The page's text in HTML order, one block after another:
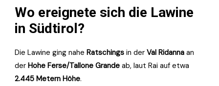
Wo ereignete sich die Lawine
in Südtirol?
Die Lawine ging nahe Ratschings in der Val Ridanna an
der Hohe Ferse/Tallone Grande ab, laut Rai auf etwa
2.445 Metern Höhe.